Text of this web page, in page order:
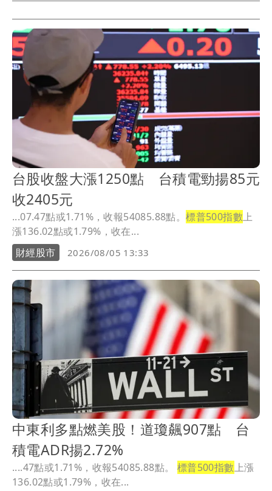
台股收盤大漲1250點 台積電勁揚85元
收2405元
...07.47點或1.71%，收報54085.88點。標普500指數上
漲136.02點或1.79%，收在...
財經股市
2026/08/05 13:33
中東利多點燃美股！道瓊飆907點 台
積電ADR揚2.72%
....47點或1.71%，收報54085.88點。 標普500指數上漲
136.02點或1.79%，收在...